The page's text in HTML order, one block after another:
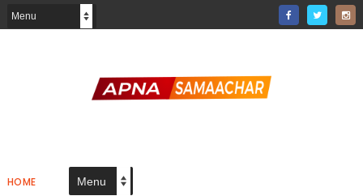
HOME